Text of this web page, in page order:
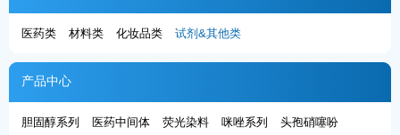
医药类 材料类 化妆品类 试剂&其他类
产品中心
胆固醇系列 医药中间体 荧光染料 咪唑系列
头孢硝噻吩